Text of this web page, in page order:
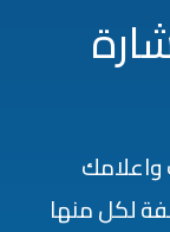
لكل منها